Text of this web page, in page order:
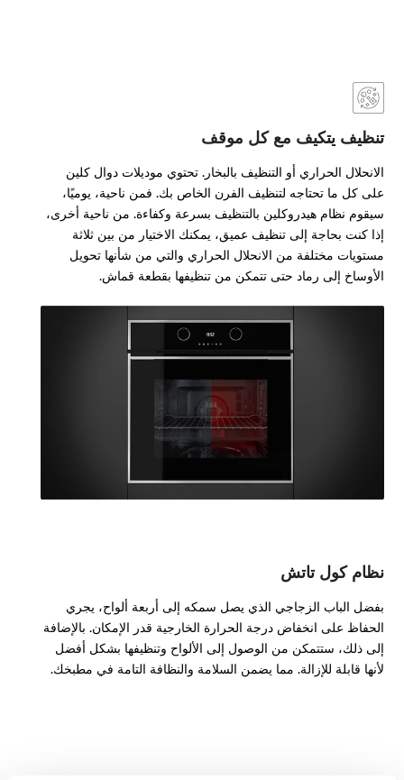
تنظيف يتكيف مع كل موقف
الانحلال الحراري أو التنظيف بالبخار. تحتوي موديلات دوال كلين
على كل ما تحتاجه لتنظيف الفرن الخاص بك. فمن ناحية، يوميًا،
سيقوم نظام هيدروكلين بالتنظيف بسرعة وكفاءة. من ناحية أخرى،
إذا كنت بحاجة إلى تنظيف عميق، يمكنك الاختيار من بين ثلاثة
مستويات مختلفة من الانحلال الحراري والتي من شأنها تحويل
الأوساخ إلى رماد حتى تتمكن من تنظيفها بقطعة قماش.
نظام كول تاتش
بفضل الباب الزجاجي الذي يصل سمكه إلى أربعة ألواح، يجري
الحفاظ على انخفاض درجة الحرارة الخارجية قدر الإمكان. بالإضافة
إلى ذلك، ستتمكن من الوصول إلى الألواح وتنظيفها بشكل أفضل
لأنها قابلة للإزالة. مما يضمن السلامة والنظافة التامة في مطبخك.